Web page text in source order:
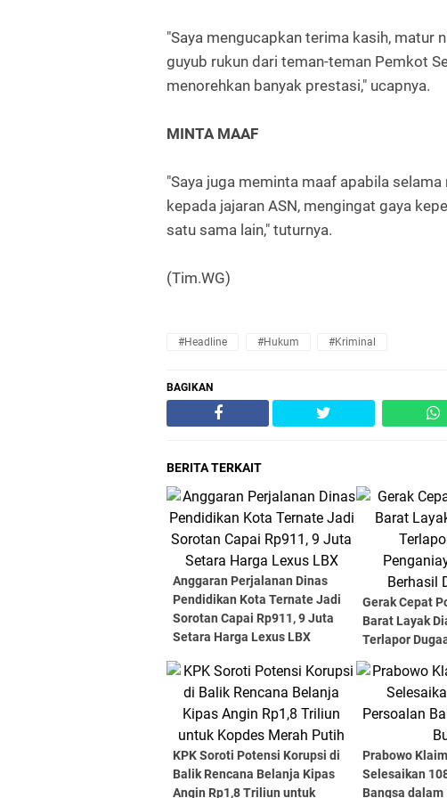
"Saya mengucapkan terima kasih,
guyub rukun dari teman-teman Pemkot
menorehkan banyak prestasi," ucapnya.
MINTA MAAF
"Saya juga meminta maaf apabila
kepada jajaran ASN, mengingat gaya
satu sama lain," tuturnya.
(Tim.WG)
#Headline #Hukum #Kriminal
BAGIKAN
BERITA TERKAIT
Anggaran Perjalanan Dinas
Pendidikan Kota Ternate Jadi
Sorotan Capai Rp911, 9 Juta
Setara Harga Lexus LBX
Gerak Cepat
Barat Layak
Terlapor
Penganiayaan
Diamankan
KPK Soroti Potensi Korupsi di
Balik Rencana Belanja Kipas
Angin Rp1,8 Triliun untuk
Prabowo
Selesaikan
Bangsa dalam